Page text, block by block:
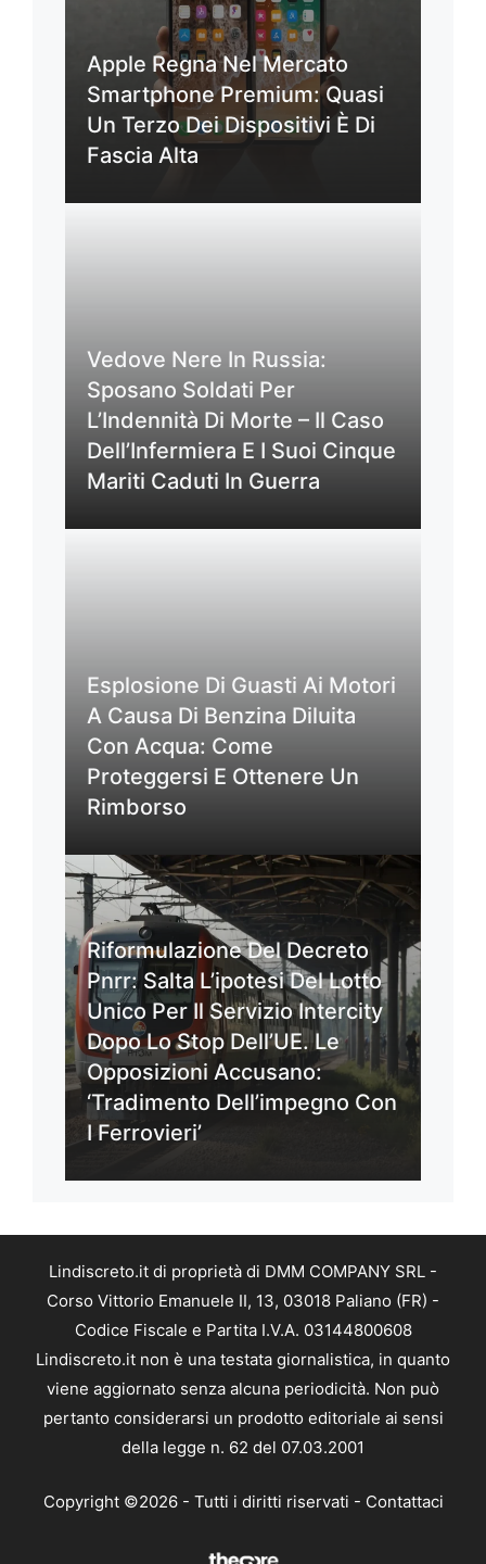
Apple Regna Nel Mercato
Smartphone Premium: Quasi
Un Terzo Dei Dispositivi È Di
Fascia Alta
Vedove Nere In Russia:
Sposano Soldati Per
L’Indennità Di Morte – Il Caso
Dell’Infermiera E I Suoi Cinque
Mariti Caduti In Guerra
Esplosione Di Guasti Ai Motori
A Causa Di Benzina Diluita
Con Acqua: Come
Proteggersi E Ottenere Un
Rimborso
Riformulazione Del Decreto
Pnrr: Salta L’ipotesi Del Lotto
Unico Per Il Servizio Intercity
Dopo Lo Stop Dell’UE. Le
Opposizioni Accusano:
‘Tradimento Dell’impegno Con
I Ferrovieri’
Lindiscreto.it di proprietà di DMM COMPANY SRL -
Corso Vittorio Emanuele II, 13, 03018 Paliano (FR) -
Codice Fiscale e Partita I.V.A. 03144800608
Lindiscreto.it non è una testata giornalistica, in quanto
viene aggiornato senza alcuna periodicità. Non può
pertanto considerarsi un prodotto editoriale ai sensi
della legge n. 62 del 07.03.2001
Copyright ©2026 - Tutti i diritti riservati - Contattaci